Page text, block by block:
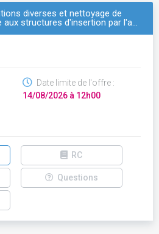
diverses et nettoyage de
aux structures d'insertion par l'a…
Date limite de l'offre :
14/08/2026 à 12h00
RC
Questions